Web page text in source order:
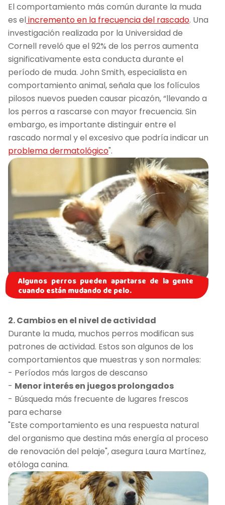
El comportamiento más común durante la muda
es elincremento en la frecuencia del rascado. Una
investigación realizada por la Universidad de
Cornell reveló que el 92% de los perros aumenta
significativamente esta conducta durante el
período de muda. John Smith, especialista en
comportamiento animal, señala que los folículos
pilosos nuevos pueden causar picazón, “llevando a
los perros a rascarse con mayor frecuencia. Sin
embargo, es importante distinguir entre el
rascado normal y el excesivo que podría indicar un
problema dermatológico".
Algunos perros pueden apartarse de la gente
cuando están mudando de pelo.
2. Cambios en el nivel de actividad
Durante la muda, muchos perros modifican sus
patrones de actividad. Estos son algunos de los
comportamientos que muestras y son normales:
- Períodos más largos de descanso
- Menor interés en juegos prolongados
- Búsqueda más frecuente de lugares frescos
para echarse
"Este comportamiento es una respuesta natural
del organismo que destina más energía al proceso
de renovación del pelaje", asegura Laura Martínez,
etóloga canina.